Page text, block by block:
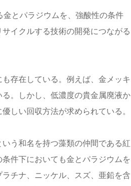
とパラジウムを、強酸性の条件
イクルする技術の開発につながる
存在している。例えば、金メッキ
。しかし、低濃度の貴金属廃液か
しい回収方法が求められている。
う和名を持つ藻類の仲間である紅
件下においても金とパラジウムを
チナ、ニッケル、スズ、亜鉛を含